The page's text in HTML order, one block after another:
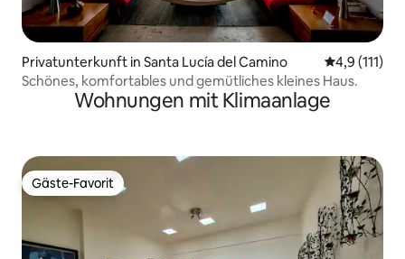
Privatunterkunft in Santa Lucía del Camino
4,9 (111)
Schönes, komfortables und gemütliches kleines Haus.
Wohnungen mit Klimaanlage
Gäste-Favorit
Gäste-Favorit